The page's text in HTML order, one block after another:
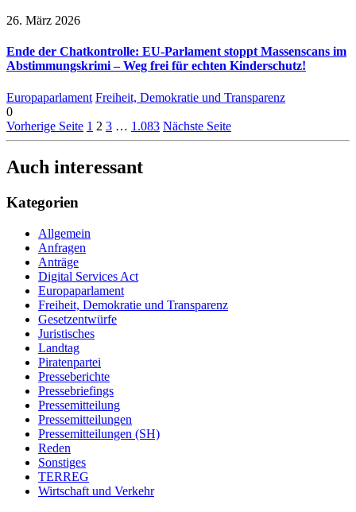
26. März 2026
Ende der Chatkontrolle: EU-Parlament stoppt Massenscans im
Abstimmungskrimi – Weg frei für echten Kinderschutz!
Europaparlament Freiheit, Demokratie und Transparenz
0
Vorherige Seite 1 2 3 … 1.083 Nächste Seite
Auch interessant
Kategorien
Allgemein
Anfragen
Anträge
Digital Services Act
Europaparlament
Freiheit, Demokratie und Transparenz
Gesetzentwürfe
Juristisches
Landtag
Piratenpartei
Presseberichte
Pressebriefings
Pressemitteilung
Pressemitteilungen
Pressemitteilungen (SH)
Reden
Sonstiges
TERREG
Wirtschaft und Verkehr